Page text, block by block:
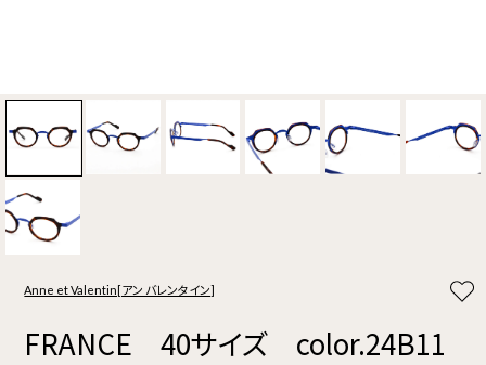
Anne et Valentin[アン バレンタイン]
FRANCE 40サイズ color.24B11